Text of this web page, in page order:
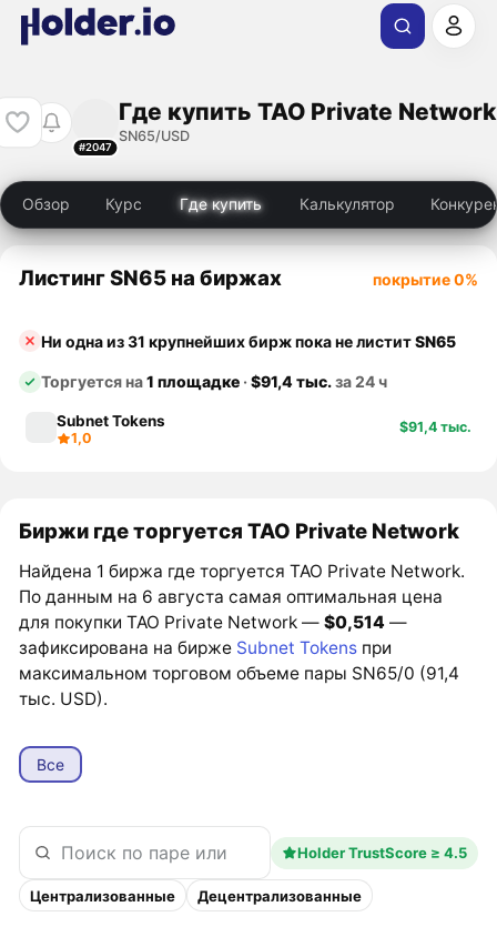
#2047
Где купить TAO Private Network
SN65/USD
Обзор Курс Где купить Калькулятор
Листинг SN65 на биржах покрытие 0%
Ни одна из 31 крупнейших бирж пока не листитSN65
Торгуется на1 площадке ·$91,4 тыс.за 24 ч
Subnet Tokens
1,0
$91,4 тыс.
Биржи где торгуется TAO Private Network
Найдена 1 биржа где торгуется TAO Private Network.
По данным на 6 августа самая оптимальная цена
для покупки TAO Private Network —$0,514 —
зафиксирована на бирже Subnet Tokens при
максимальном торговом объеме пары SN65/0 (91,4
тыс. USD).
Все
Holder TrustScore ≥ 4.5
Централизованные Децентрализованные